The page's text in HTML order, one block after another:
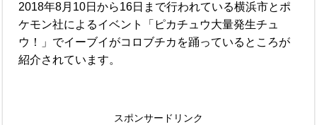
2018年8月10日から16日まで行われている横浜市とポ
ケモン社によるイベント「ピカチュウ大量発生チュ
ウ！」でイーブイがコロブチカを踊っているところが
紹介されています。
スポンサードリンク